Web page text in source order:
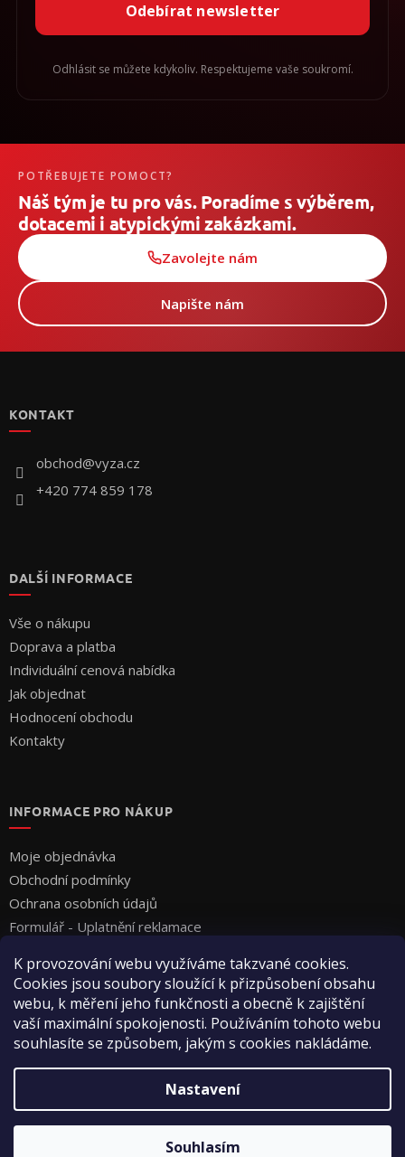
K provozování webu využíváme takzvané cookies.
Cookies jsou soubory sloužící k přizpůsobení obsahu
webu, k měření jeho funkčnosti a obecně k zajištění
vaší maximální spokojenosti. Používáním tohoto webu
souhlasíte se způsobem, jakým s cookies nakládáme.
Nastavení
Souhlasím
Odebírat newsletter
Odhlásit se můžete kdykoliv. Respektujeme vaše soukromí.
POTŘEBUJETE POMOCT?
Náš tým je tu pro vás. Poradíme s výběrem,
dotacemi i atypickými zakázkami.
Zavolejte nám
Napište nám
KONTAKT
obchod@vyza.cz
+420 774 859 178
DALŠÍ INFORMACE
Vše o nákupu
Doprava a platba
Individuální cenová nabídka
Jak objednat
Hodnocení obchodu
Kontakty
INFORMACE PRO NÁKUP
Moje objednávka
Obchodní podmínky
Ochrana osobních údajů
Formulář - Uplatnění reklamace
Vytvořil Shoptet
Copyright 2026Vyza Professional s.r.o.. Všechna práva
vyhrazena.